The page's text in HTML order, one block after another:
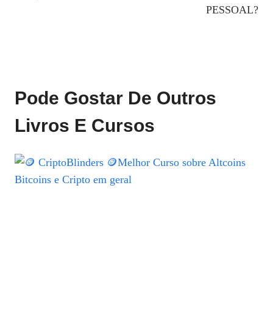
PESSOAL?
Pode Gostar De Outros
Livros E Cursos